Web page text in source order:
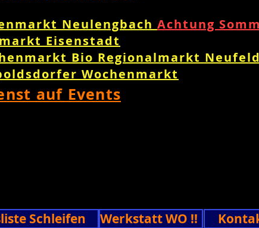
Neulengbach Achtung
Eisenstadt
Bio Regionalmarkt
Wochenmarkt
auf Events
Schleifen Werkstatt WO !!